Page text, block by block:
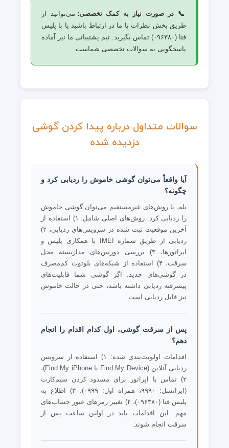
📞 در صورت نیاز به کمک تخصصی: می‌توانید از
طریق بخش نظرات با ما در ارتباط باشید یا با پلیس
فتا (۰۹۶۳۸۰) تماس بگیرید. تیم پشتیبانی ما نیز آماده
پاسخگویی به سوالات تخصصی شماست.
سوالات متداول درباره پیدا کردن گوشی
دزدیده شده
آیا واقعاً می‌توان گوشی خاموش را ردیابی کرد و
چگونه؟
بله، با روش‌های غیرمستقیم می‌توان گوشی خاموش
را ردیابی کرد. روش‌های اصلی شامل: ۱) استفاده از
آخرین موقعیت ثبت شده در سرویس‌های ردیابی، ۲)
ردیابی از طریق شماره IMEI با همکاری پلیس و
اپراتورها، ۳) بررسی دوربین‌های مداربسته محل
سرقت، ۴) استفاده از شبکه‌های بلوتوث کم‌مصرف
در گوشی‌های جدید. اگر گوشی شما قابلیت‌های
پیشرفته ردیابی داشته باشد، حتی در حالت خاموش
نیز قابل ردیابی است.
پس از سرقت گوشی، اول کدام اقدام را انجام
دهم؟
اقدامات اولویت‌بندی شده: ۱) استفاده از سرویس
ردیابی آنلاین (Find My Device یا Find My iPhone)،
۲) تماس با اپراتور برای مسدود کردن سیم‌کارت
(ایرانسل: ۹۹۹۰، همراه اول: ۰۹۹۹)، ۳) اطلاع به
پلیس فتا (۰۹۶۳۸۰)، ۴) تغییر رمزهای عبور حساب‌های
مهم. این اقدامات باید در اولین ساعت پس از
سرقت انجام شوند.